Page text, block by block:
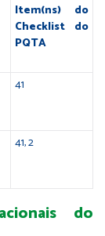
Item(ns) do
Checklist do
PQTA
41
41, 2
do